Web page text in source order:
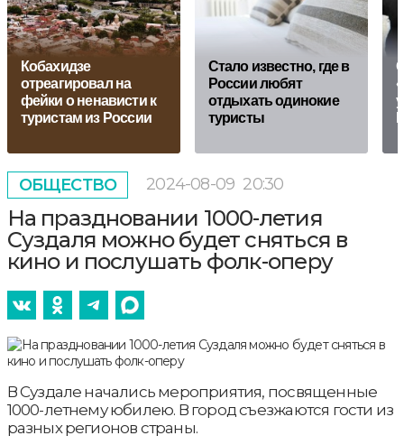
Кобахидзе
отреагировал на
фейки о ненависти к
туристам из России
Стало известно, где в
России любят
отдыхать одинокие
туристы
ОБЩЕСТВО 2024-08-09 20:30
На праздновании 1000-летия
Суздаля можно будет сняться в
кино и послушать фолк-оперу
В Суздале начались мероприятия, посвященные
1000-летнему юбилею. В город съезжаются гости из
разных регионов страны.